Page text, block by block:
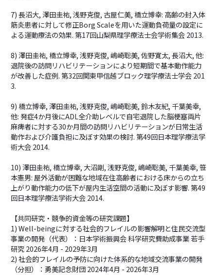
7) 長沼大, 澤田圭祐, 浅野克俊, 古屋仁美, 橋立博幸: 高齢の封入体
筋炎患者に対して修正Borg Scaleを用いた運動負荷量の設定に
よる運動療法の効果. 第17回山梨県理学療法士会学術集会 2013.
8) 澤田圭祐, 橋立博幸, 浅野克俊, 嶋崎聡美, 佐野寛太, 長沼大, 他:
退院後の訪問リハビリテーションにより短期間で基本動作能力
が改善した症例. 第32回関東甲信越ブロック理学療法士学会 201
3.
9) 橋立博幸, 澤田圭祐, 浅野克俊, 嶋崎聡美, 鈴木友紀, 千葉美幸,
他: 発症4か月後にADL全介助レベルで自宅退院した脳梗塞両片
麻痺者に対する30か月間の訪問リハビリテーションが日常生活
動作および介護負担に及ぼす効果の検討. 第49回日本理学療法学
術大会 2014.
10) 澤田圭祐, 橋立博幸, 大沼剛, 浅野克俊, 嶋崎聡美, 千葉美幸, 笹
本憲男: 屋外活動が困難な地域在住高齢者における床からの立ち
上がり動作能力の低下が屋内生活空間の活動に及ぼす影響. 第49
回日本理学療法学術大会 2014.
【共同研究・競争的資金等の研究課題】
1) Well-beingに対する社会的フレイルの影響解明と住民交流型
事業の開発（代表）：日本学術振興会 科学研究費助成事業 若手
研究 2026年4月 - 2029年3月
2) 社会的フレイルの予防に向けた体系的な地域交流事業の開発
（分担）：勇美記念財団 2024年4月 - 2026年3月